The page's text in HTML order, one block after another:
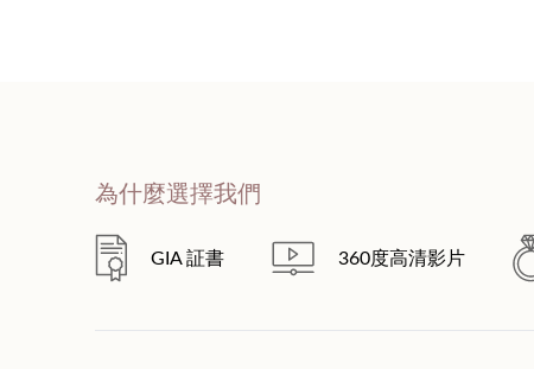
為什麼選擇我們
GIA 証書 360度高清影片